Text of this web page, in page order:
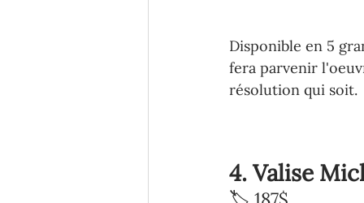
Disponible en 5
fera parvenir
résolution qui soit.
4. Valise